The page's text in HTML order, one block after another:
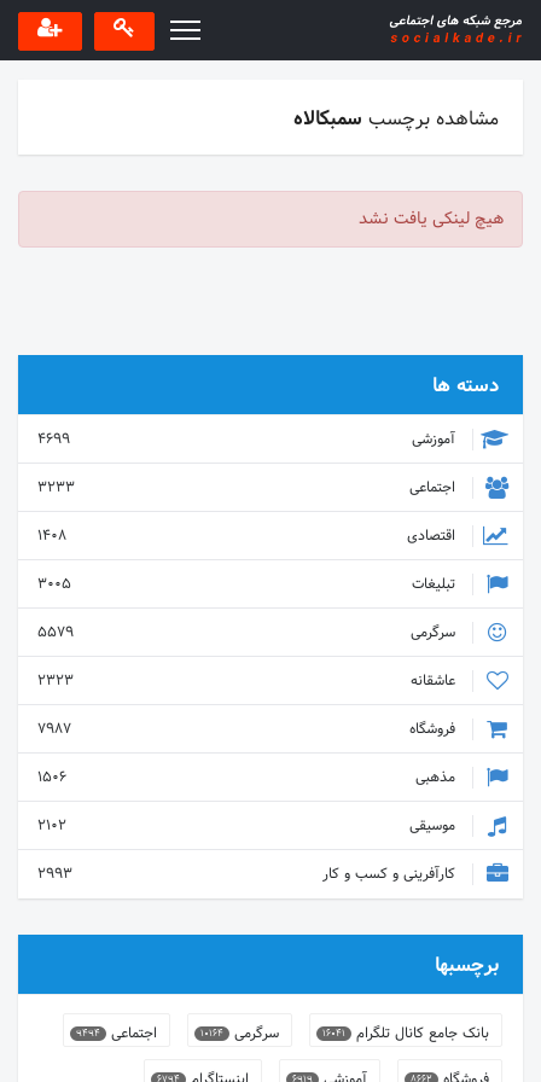
مشاهده برچسب سمبکالاه
هیچ لینکی یافت نشد
دسته ها
آموزشی
4699
اجتماعی
3233
اقتصادی
1408
تبلیغات
3005
سرگرمی
5579
عاشقانه
2323
فروشگاه
7987
مذهبی
1506
موسیقی
2102
کارآفرینی و کسب و کار
2993
برچسبها
بانک جامع کانال تلگرام 16041 سرگرمی 10164 اجتماعی 9494